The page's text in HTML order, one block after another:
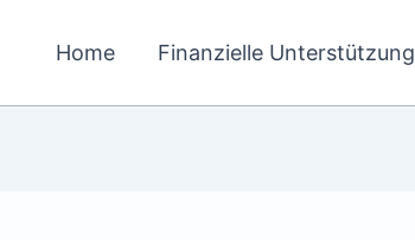
Home Finanzielle Unterstützung